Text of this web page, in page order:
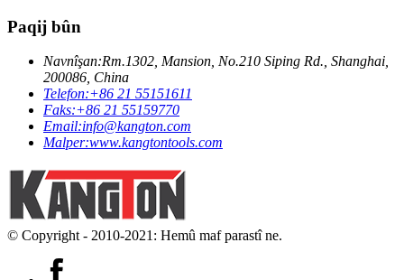
Paqij bûn
Navnîşan:Rm.1302, Mansion, No.210 Siping Rd., Shanghai,
200086, China
Telefon:+86 21 55151611
Faks:+86 21 55159770
Email:info@kangton.com
Malper:www.kangtontools.com
© Copyright - 2010-2021: Hemû maf parastî ne.